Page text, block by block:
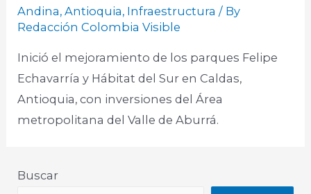
Andina,Antioquia, Infraestructura / By
Redacción Colombia Visible
Inició el mejoramiento de los parques Felipe
Echavarría y Hábitat del Sur en Caldas,
Antioquia, con inversiones del Área
metropolitana del Valle de Aburrá.
Buscar